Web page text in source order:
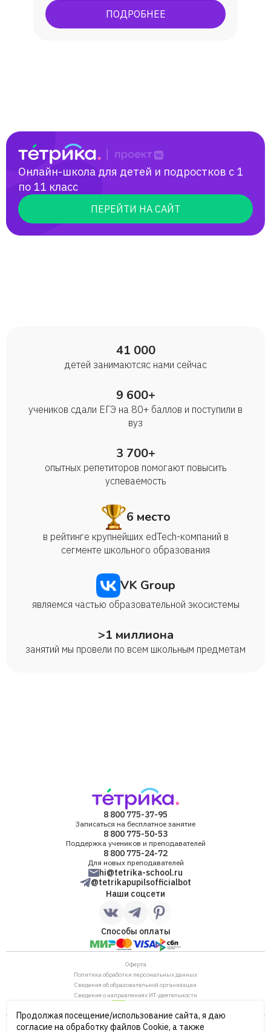
учениками, средняя оценка - 4.
Подготовка к олимпиадам:
ПОДРОБНЕЕ
Онлайн-школа для детей и подростков с 1
по 11 класс
ПЕРЕЙТИ НА САЙТ
41 000
детей занимаются с нами сейчас
9 600+
учеников сдали ЕГЭ на 80+ баллов и поступили в
вуз
3 700+
опытных репетиторов помогают повысить
успеваемость
6 место
в рейтинге крупнейших edTech-компаний в
сегменте школьного образования
VK Group
являемся частью образовательной экосистемы
>1 миллиона
занятий мы провели по всем школьным предметам
8 800 775-37-95
Записаться на бесплатное занятие
8 800 775-50-53
Поддержка учеников и преподавателей
8 800 775-24-72
Для новых преподавателей
hi@tetrika-school.ru
@tetrikapupilsofficialbot
Наши соцсети
Способы оплаты
Оферта
Политика обработки персональных данных
Сведения об образовательной организации
Сведения о направлениях ИТ-деятельности
ОГРН: 1187746880530
ИНН/КПП: 7702446568/770901001
Продолжая посещение/использование сайта, я даю
согласие на обработку файлов Cookie, а также